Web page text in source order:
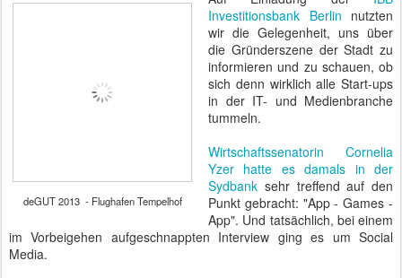
deGUT 2013 - Flughafen Tempelhof
Investitionsbank Berlin nutzten
wir die Gelegenheit, uns über
die Gründerszene der Stadt zu
informieren und zu schauen, ob
sich denn wirklich alle Start-ups
in der IT- und Medienbranche
tummeln.
Wirtschaftssenatorin Cornelia
Yzer hatte es damals in der
Sydbank sehr treffend auf den
Punkt gebracht: "App - Games -
App". Und tatsächlich, bei einem
im Vorbeigehen aufgeschnappten Interview ging es um Social
Media.